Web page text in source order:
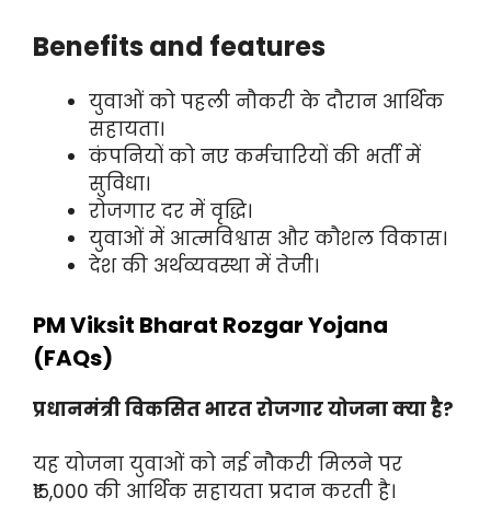
Benefits and features
युवाओं को पहली नौकरी के दौरान आर्थिक
सहायता।
कंपनियों को नए कर्मचारियों की भर्ती में
सुविधा।
रोजगार दर में वृद्धि।
युवाओं में आत्मविश्वास और कौशल विकास।
देश की अर्थव्यवस्था में तेजी।
PM Viksit Bharat Rozgar Yojana
(FAQs)
प्रधानमंत्री विकसित भारत रोजगार योजना क्या है?
यह योजना युवाओं को नई नौकरी मिलने पर
₹15,000 की आर्थिक सहायता प्रदान करती है।